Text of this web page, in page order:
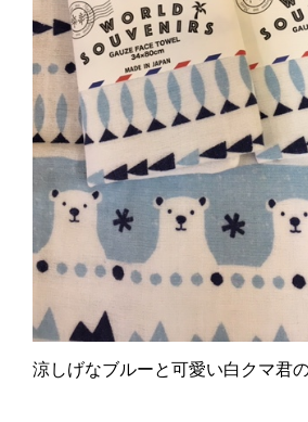
涼しげなブルーと可愛い白クマ君